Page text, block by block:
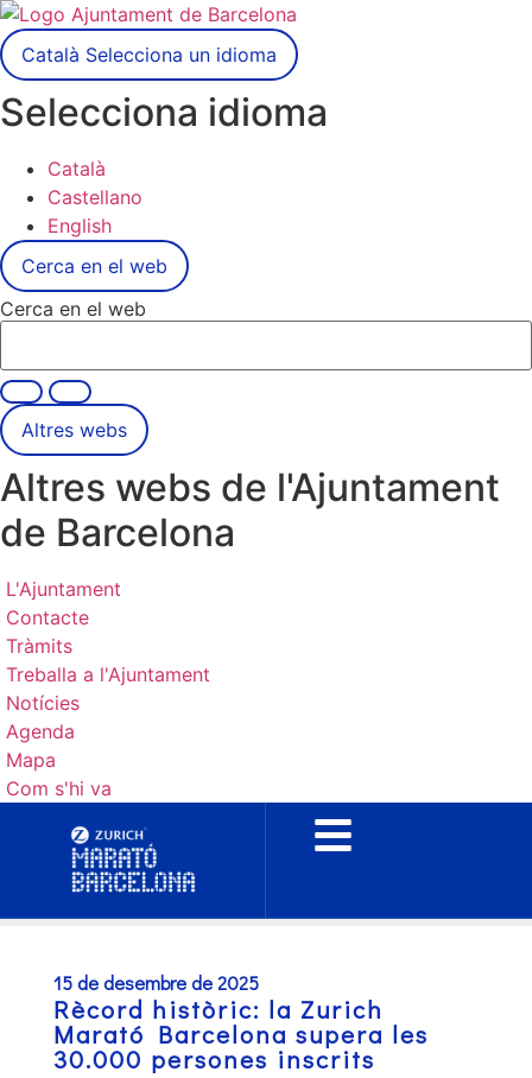
Català Selecciona un idioma
Selecciona idioma
Català
Castellano
English
Cerca en el web
Cerca en el web
Altres webs
Altres webs de l'Ajuntament
de Barcelona
L'Ajuntament
Contacte
Tràmits
Treballa a l'Ajuntament
Notícies
Agenda
Mapa
Com s'hi va
15 de desembre de 2025
Rècord històric: la Zurich
Marató Barcelona supera les
30.000 persones inscrits